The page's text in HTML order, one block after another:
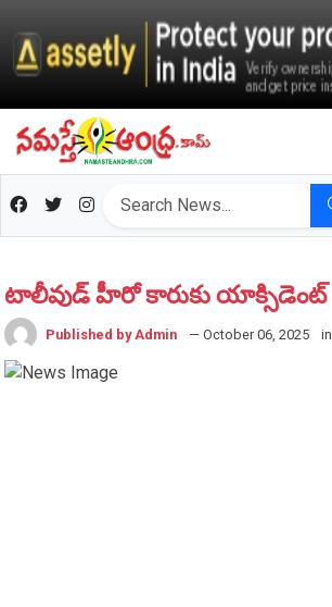
టాలీవుడ్ హీరో కారుకు యాక్సిడెంట్
Published by Admin — October 06, 2025 in